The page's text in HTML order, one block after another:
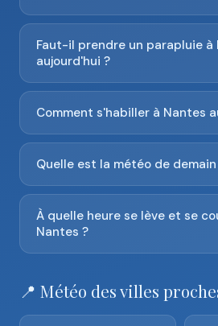
Faut-il prendre un parapluie à
aujourd'hui ?
Comment s'habiller à Nantes
Quelle est la météo de
À quelle heure se lève et se
Nantes ?
📍 Météo des villes